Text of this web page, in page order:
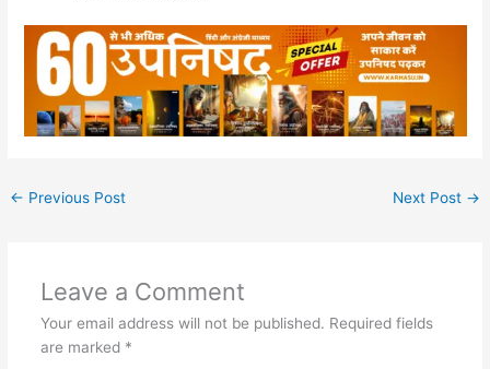
← Previous Post Next Post →
Leave a Comment
Your email address will not be published. Required fields
are marked *